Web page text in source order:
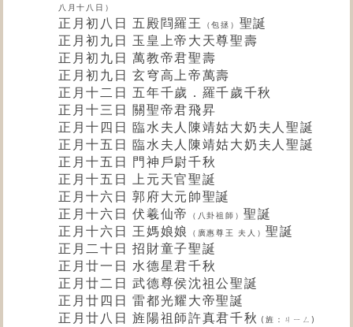
八月十八日）
正月初八日五殿閰羅王 （包拯） 聖誕
正月初九日 玉皇上帝大天尊聖壽
正月初九日 萬教帝君聖壽
正月初九日 玄穹高上帝萬壽
正月十二日 五年千歲．羅千歲千秋
正月十三日關聖帝君飛昇
正月十四 日臨水夫人陳靖姑大奶夫人聖誕
正月十五日 臨水夫人陳靖姑大奶夫人聖誕
正月十五日 門神戶尉千秋
正月十五日上元天官聖誕
正月十六日 郭府大元帥聖誕
正月十六日 伏羲仙帝 （八卦祖師）聖誕
正月十六日 王媽娘娘
（廣惠尊王 夫人）聖誕
正月二十日 招財童子聖誕
正月廿一日 水德星君千秋
正月廿二日 武德尊侯沈祖公聖誕
正月廿四日 雷都光耀大帝聖誕
正月廿八日 旌陽祖師許真君千秋 (旌：ㄐㄧㄥ)